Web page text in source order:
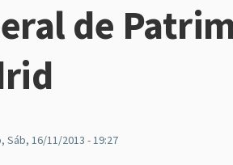
de
, Sáb, 16/11/2013 - 19:27